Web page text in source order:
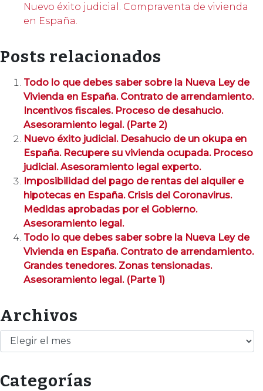
Nuevo éxito judicial. Compraventa de vivienda
en España.
Posts relacionados
Todo lo que debes saber sobre la Nueva Ley de
Vivienda en España. Contrato de arrendamiento.
Incentivos fiscales. Proceso de desahucio.
Asesoramiento legal. (Parte 2)
Nuevo éxito judicial. Desahucio de un okupa en
España. Recupere su vivienda ocupada. Proceso
judicial. Asesoramiento legal experto.
Imposibilidad del pago de rentas del alquiler e
hipotecas en España. Crisis del Coronavirus.
Medidas aprobadas por el Gobierno.
Asesoramiento legal.
Todo lo que debes saber sobre la Nueva Ley de
Vivienda en España. Contrato de arrendamiento.
Grandes tenedores. Zonas tensionadas.
Asesoramiento legal. (Parte 1)
Archivos
Archivos
Categorías